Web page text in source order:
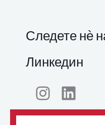
Следете нѐ
Линкедин